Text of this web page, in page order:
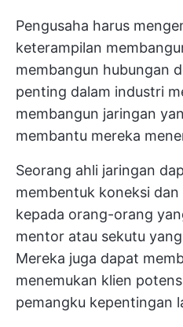
Pengusaha harus
keterampilan
membangun hubungan
penting dalam industri
membangun jaringan
membantu mereka
Seorang ahli jaringan
membentuk koneksi
kepada orang-orang
mentor atau sekutu
Mereka juga dapat
menemukan klien
pemangku kepentingan